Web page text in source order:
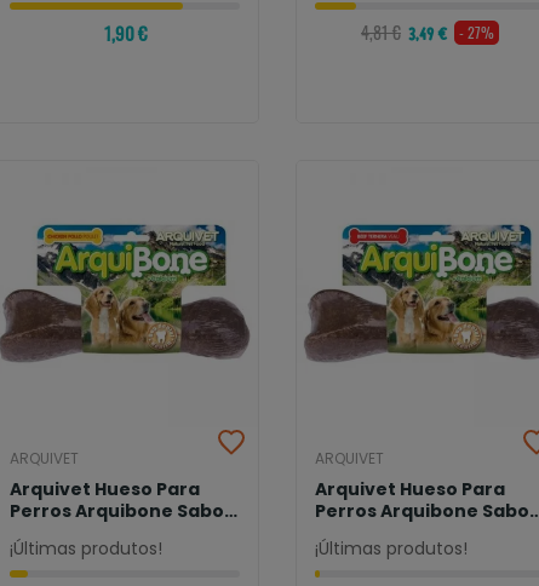
1,90 € 4,81 € 3,49 € - 27%
ARQUIVET
Arquivet Hueso Para
Perros Arquibone Sabor
Pollo
¡Últimas produtos!
ARQUIVET
Arquivet Hueso Para
Perros Arquibone Sabor
Buey
¡Últimas produtos!